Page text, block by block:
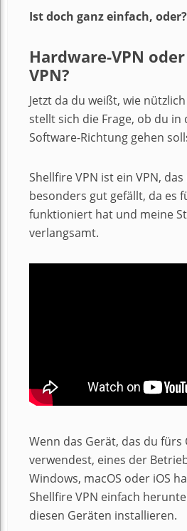
Ist doch ganz einfach, oder?
Hardware-VPN
VPN?
Jetzt da du weißt, wie
stellt sich die Frage, ob du
Software-Richtung gehen
Shellfire VPN ist ein VPN,
besonders gut gefällt, da es
funktioniert hat und meine
verlangsamt.
Wenn das Gerät, das du
verwendest, eines der
Windows, macOS oder iOS
Shellfire VPN einfach
diesen Geräten installieren.